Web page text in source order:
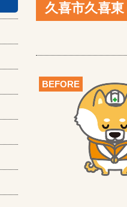
久喜市久喜
BEFORE